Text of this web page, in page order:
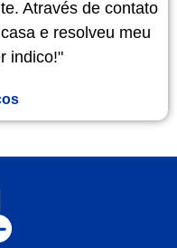
Através de contato
e resolveu meu
indico!"